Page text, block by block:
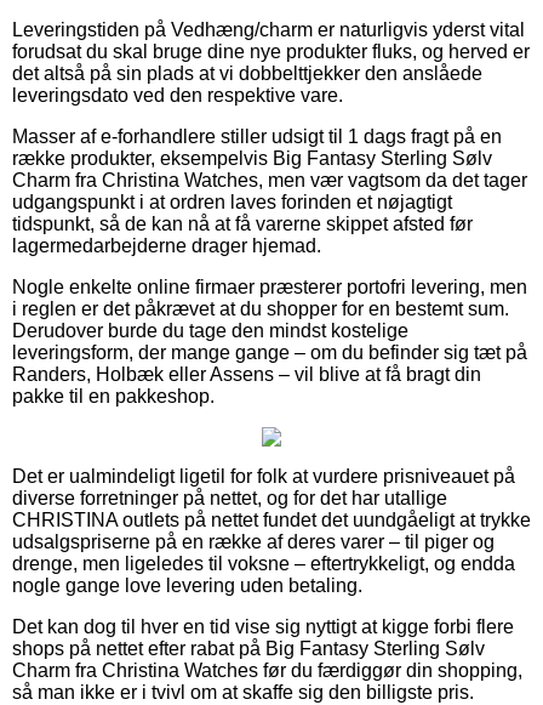
Leveringstiden på Vedhæng/charm er naturligvis yderst vital
forudsat du skal bruge dine nye produkter fluks, og herved er
det altså på sin plads at vi dobbelttjekker den anslåede
leveringsdato ved den respektive vare.
Masser af e-forhandlere stiller udsigt til 1 dags fragt på en
række produkter, eksempelvis Big Fantasy Sterling Sølv
Charm fra Christina Watches, men vær vagtsom da det tager
udgangspunkt i at ordren laves forinden et nøjagtigt
tidspunkt, så de kan nå at få varerne skippet afsted før
lagermedarbejderne drager hjemad.
Nogle enkelte online firmaer præsterer portofri levering, men
i reglen er det påkrævet at du shopper for en bestemt sum.
Derudover burde du tage den mindst kostelige
leveringsform, der mange gange – om du befinder sig tæt på
Randers, Holbæk eller Assens – vil blive at få bragt din
pakke til en pakkeshop.
Det er ualmindeligt ligetil for folk at vurdere prisniveauet på
diverse forretninger på nettet, og for det har utallige
CHRISTINA outlets på nettet fundet det uundgåeligt at trykke
udsalgspriserne på en række af deres varer – til piger og
drenge, men ligeledes til voksne – eftertrykkeligt, og endda
nogle gange love levering uden betaling.
Det kan dog til hver en tid vise sig nyttigt at kigge forbi flere
shops på nettet efter rabat på Big Fantasy Sterling Sølv
Charm fra Christina Watches før du færdiggør din shopping,
så man ikke er i tvivl om at skaffe sig den billigste pris.